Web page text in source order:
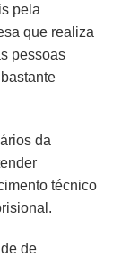
pela
que realiza
pessoas
da
técnico
de